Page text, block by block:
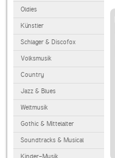
Oldies
Künstler
Schlager & Discofox
Volksmusik
Country
Jazz & Blues
Weltmusik
Gothic & Mittelalter
Soundtracks & Musical